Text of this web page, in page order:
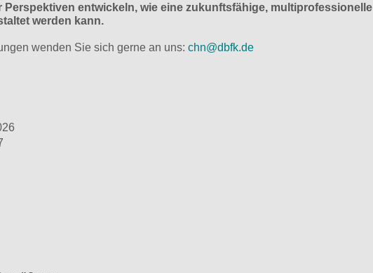
Perspektiven entwickeln, wie eine zukunftsfähige, multiprofessionelle
werden kann.
wenden Sie sich gerne an uns: chn@dbfk.de